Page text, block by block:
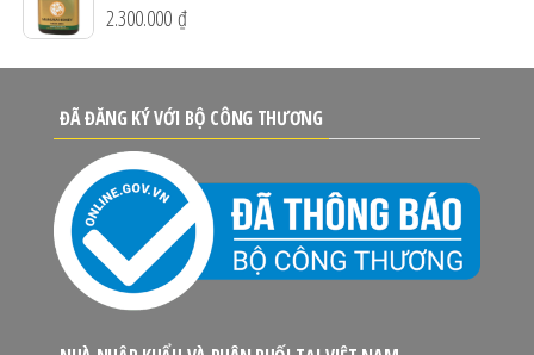
2.300.000 ₫
ĐÃ ĐĂNG KÝ VỚI BỘ CÔNG THƯƠNG